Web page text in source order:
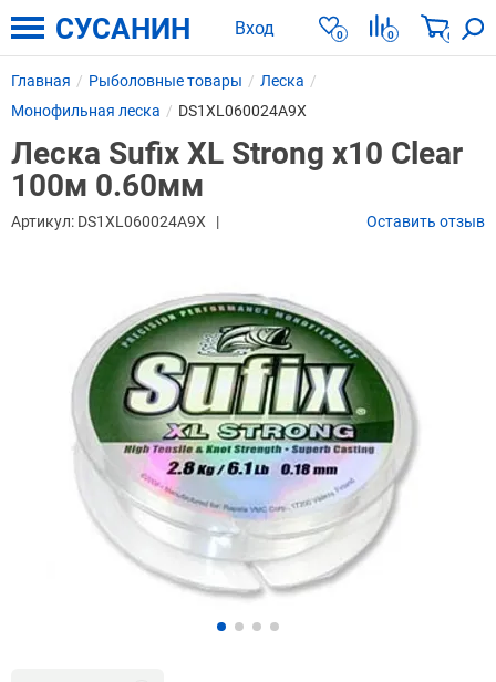
Вход 0 0 0
СУСАНИН
Главная Рыболовные товары
Леска
Монофильная леска
DS1XL060024A9X
Леска Sufix XL Strong x10 Clear
100м 0.60мм
Артикул: DS1XL060024A9X Оставить отзыв